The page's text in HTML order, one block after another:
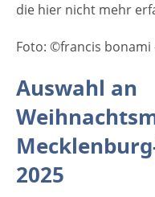
die hier nicht mehr
Foto: ©francis bonami
Auswahl an
2025